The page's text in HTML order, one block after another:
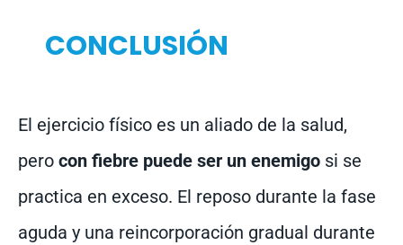
CONCLUSIÓN
El ejercicio físico es un aliado de la salud,
pero con fiebre puede ser un enemigo si se
practica en exceso. El reposo durante la fase
aguda y una reincorporación gradual durante